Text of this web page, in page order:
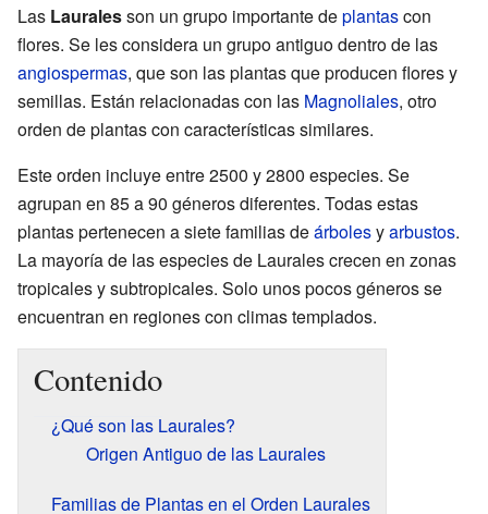
Las Lauralesson un grupo importante deplantascon
flores. Se les considera un grupo antiguo dentro de las
angiospermas, que son las plantas que producen flores y
semillas. Están relacionadas con las Magnoliales, otro
orden de plantas con características similares.
Este orden incluye entre 2500 y 2800 especies. Se
agrupan en 85 a 90 géneros diferentes. Todas estas
plantas pertenecen a siete familias deárbolesyarbustos.
La mayoría de las especies de Laurales crecen en zonas
tropicales y subtropicales. Solo unos pocos géneros se
encuentran en regiones con climas templados.
Contenido
¿Qué son las Laurales?
Origen Antiguo de las Laurales
Familias de Plantas en el Orden Laurales